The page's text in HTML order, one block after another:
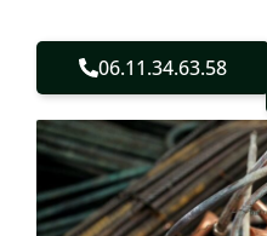
06.11.34.63.58